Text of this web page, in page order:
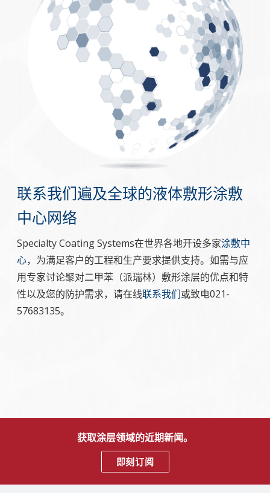
联系我们遍及全球的液体敷形涂敷
中心网络
Specialty Coating Systems在世界各地开设多家涂敷中
心，为满足客户的工程和生产要求提供支持。如需与应
用专家讨论聚对二甲苯（派瑞林）敷形涂层的优点和特
性以及您的防护需求，请在线联系我们或致电021-
57683135。
获取涂层领域的近期新闻。
即刻订阅